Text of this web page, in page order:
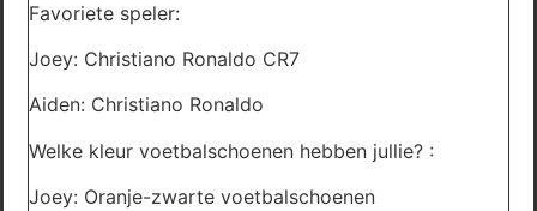
Favoriete speler:
Joey: Christiano Ronaldo CR7
Aiden: Christiano Ronaldo
Welke kleur voetbalschoenen hebben jullie? :
Joey: Oranje-zwarte voetbalschoenen